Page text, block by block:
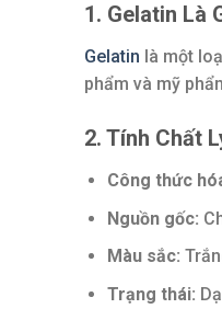
1. Gelatin Là
Gelatin là một
phẩm và mỹ
2. Tính Chất
Công thức
Nguồn gốc:
Màu sắc:
Trạng thái: